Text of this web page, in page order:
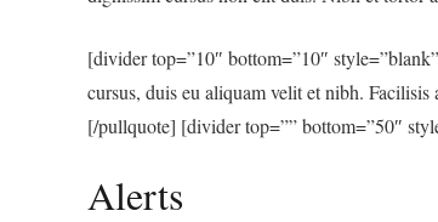
[divider top=”10″ bottom=”10″
cursus, duis eu aliquam velit et nibh.
[/pullquote] [divider top=”” bottom=”50″
Alerts